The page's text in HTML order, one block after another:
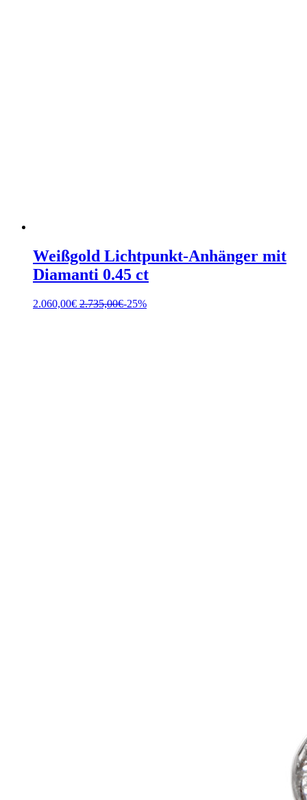
Weißgold Lichtpunkt-Anhänger mit
Diamanti 0.45 ct
2.060,00€ 2.735,00€-25%